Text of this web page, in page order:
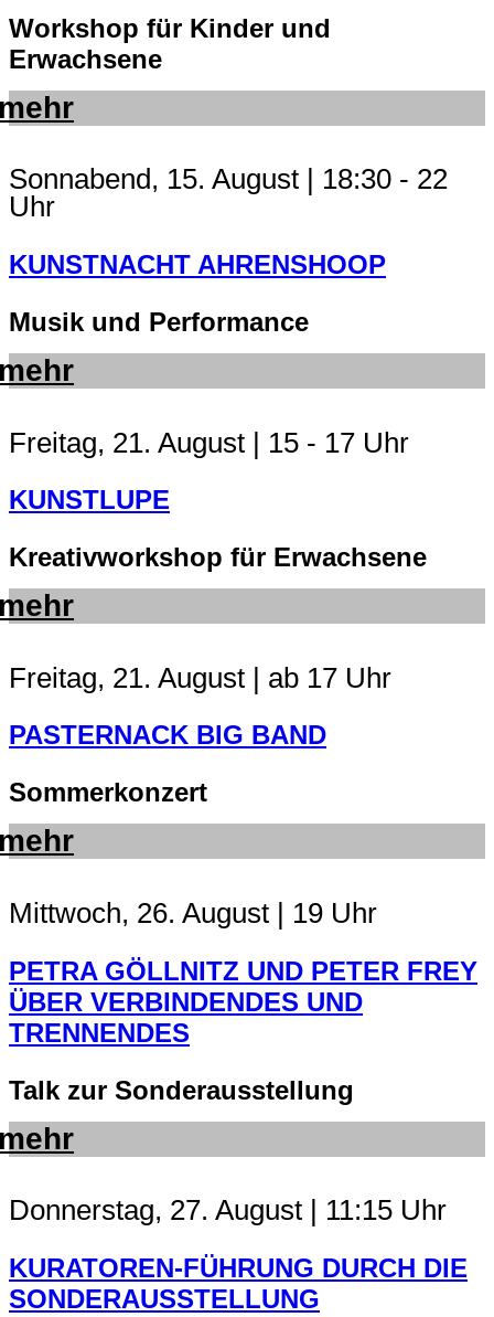
Workshop für Kinder und
Erwachsene
Sonnabend, 15. August | 18:30 - 22
Uhr
KUNSTNACHT AHRENSHOOP
Musik und Performance
Freitag, 21. August | 15 - 17 Uhr
KUNSTLUPE
Kreativworkshop für Erwachsene
Freitag, 21. August | ab 17 Uhr
PASTERNACK BIG BAND
Sommerkonzert
Mittwoch, 26. August | 19 Uhr
PETRA GÖLLNITZ UND PETER FREY
ÜBER VERBINDENDES UND
TRENNENDES
Talk zur Sonderausstellung
Donnerstag, 27. August | 11:15 Uhr
KURATOREN-FÜHRUNG DURCH DIE
SONDERAUSSTELLUNG